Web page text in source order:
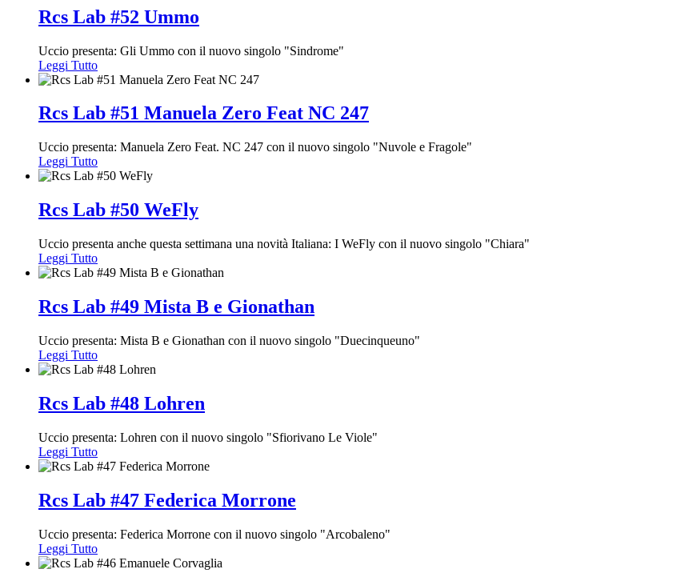
Rcs Lab #52 Ummo
Uccio presenta: Gli Ummo con il nuovo singolo "Sindrome"
Leggi Tutto
Rcs Lab #51 Manuela Zero Feat NC 247
Uccio presenta: Manuela Zero Feat. NC 247 con il nuovo singolo "Nuvole e Fragole"
Leggi Tutto
Rcs Lab #50 WeFly
Uccio presenta anche questa settimana una novità Italiana: I WeFly con il nuovo singolo "Chiara"
Leggi Tutto
Rcs Lab #49 Mista B e Gionathan
Uccio presenta: Mista B e Gionathan con il nuovo singolo "Duecinqueuno"
Leggi Tutto
Rcs Lab #48 Lohren
Uccio presenta: Lohren con il nuovo singolo "Sfiorivano Le Viole"
Leggi Tutto
Rcs Lab #47 Federica Morrone
Uccio presenta: Federica Morrone con il nuovo singolo "Arcobaleno"
Leggi Tutto